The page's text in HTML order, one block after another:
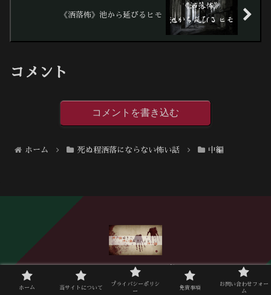
《洒落怖》池から延びるヒモ
コメント
コメントを書き込む
ホーム 死ぬ程洒落にならない怖い話 中編
ホーム 当サイトについて
プライバシーポリシー 免責事項
ホーム 当サイトについて
プライバシーポリシ
ー
免責事項
お問い合わせフォー
ム